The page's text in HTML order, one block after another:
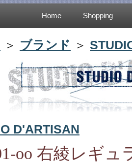
Home Shopping
＞ ブランド ＞
D'ARTISAN
oo 右綾レギュ